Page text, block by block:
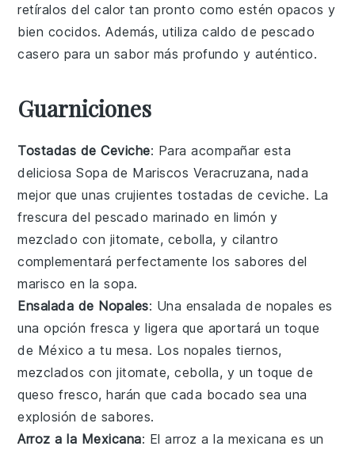
retíralos del calor tan pronto como estén opacos y
bien cocidos. Además, utilizacaldo de pescado
casero para un sabor más profundo y auténtico.
Guarniciones
Tostadas de Ceviche: Para acompañar esta
deliciosaSopa de Mariscos Veracruzana, nada
mejor que unas crujientestostadas deceviche. La
frescura del pescado marinado en limón y
mezclado con jitomate, cebolla, ycilantro
complementará perfectamente los sabores del
marisco en lasopa.
Ensalada de Nopales: Una ensalada de nopales es
una opción fresca y ligera que aportará un toque
de México a tu mesa. Los nopales tiernos,
mezclados conjitomate,cebolla, y un toque de
queso fresco, harán que cada bocado sea una
explosión de sabores.
Arroz a la Mexicana: Elarroz a la mexicana es un